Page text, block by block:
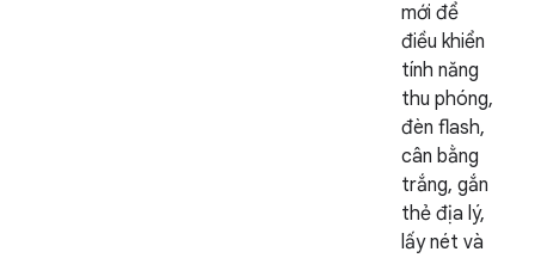
mới để
điều khiển
tính năng
thu phóng,
đèn flash,
cân bằng
trắng, gắn
thẻ địa lý,
lấy nét và